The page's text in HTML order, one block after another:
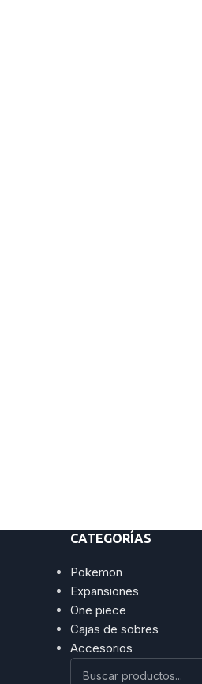
CATEGORÍAS
Pokemon
Expansiones
One piece
Cajas de sobres
Accesorios